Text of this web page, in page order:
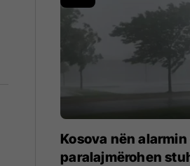
Kosova nën alarmin
paralajmërohen